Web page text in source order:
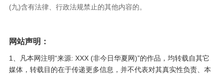
(九)含有法律、行政法规禁止的其他内容的。
网站声明：
1、凡本网注明“来源: XXX (非今日华夏网)”的作品，均转载自其它
媒体，转载目的在于传递更多信息，并不代表对其真实性负责、本